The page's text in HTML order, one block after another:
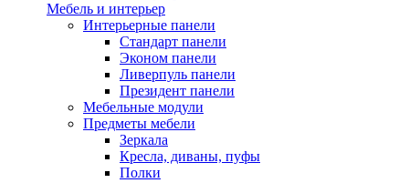
Мебель и интерьер
Интерьерные панели
Стандарт панели
Эконом панели
Ливерпуль панели
Президент панели
Мебельные модули
Предметы мебели
Зеркала
Кресла, диваны, пуфы
Полки